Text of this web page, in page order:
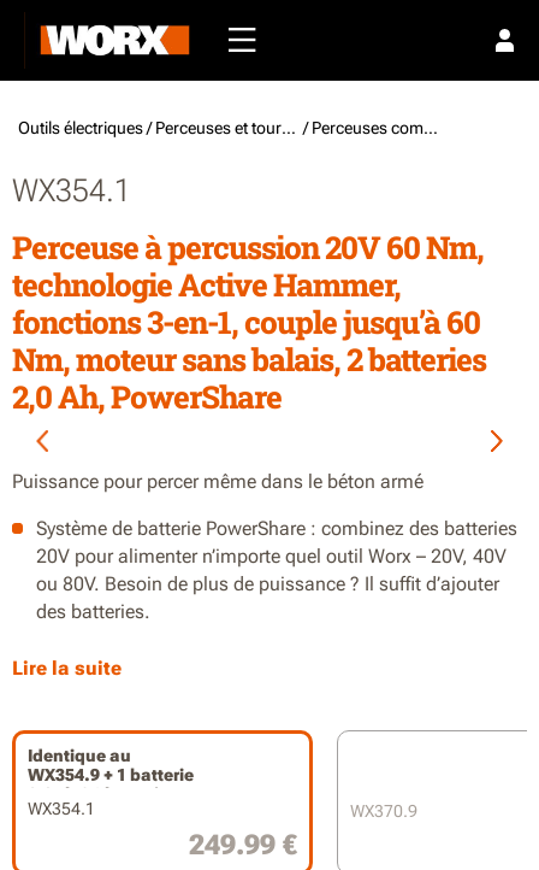
Outils électriques / Perceuses et tournevis / Perceuses combi à batterie
WX354.1
Perceuse à percussion 20V 60 Nm,
technologie Active Hammer,
fonctions 3-en-1, couple jusqu’à 60
Nm, moteur sans balais, 2 batteries
2,0 Ah, PowerShare
Puissance pour percer même dans le béton armé
Système de batterie PowerShare : combinez des batteries
20V pour alimenter n’importe quel outil Worx – 20V, 40V
ou 80V. Besoin de plus de puissance ? Il suffit d’ajouter
des batteries.
Technologie Active Hammer pour plus de puissance
percussion
Moteur brushless pour une autonomie prolongée et une
efficacité maximale
Couple puissant de 60 Nm pour visser de gros éléments
Lire la suite
Identique au
WX354.9 + 1 batterie
2.0Ah &1 batterie
4.0Ah et chargeur
WX354.1
249.99 €
WX370.9